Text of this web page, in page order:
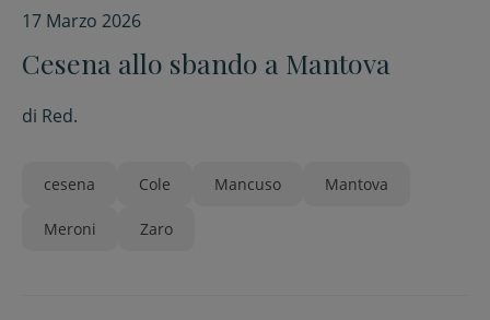
17 Marzo 2026
Cesena allo sbando a Mantova
di Red.
cesena Cole Mancuso Mantova
Meroni Zaro